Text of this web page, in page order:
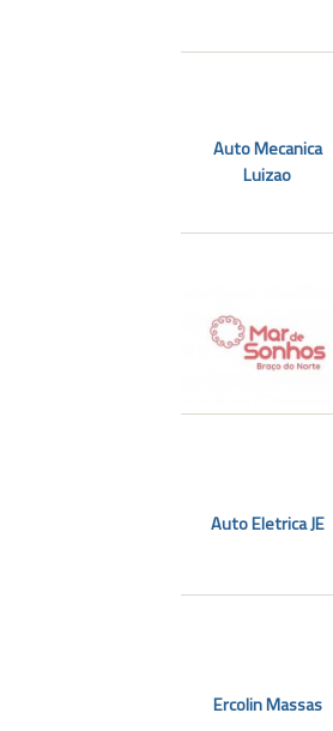
Auto Mecanica
Luizao
Auto Eletrica JE
Ercolin Massas